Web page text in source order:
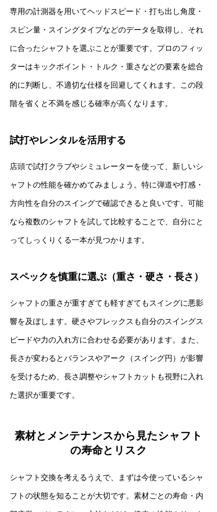
専用の計測器を用いてヘッドスピード・打ち出し角度・
スピン量・スイングタイプなどのデータを取得し、それ
に合ったシャフトを選ぶことが重要です。プロのフィッ
ターはキックポイント・トルク・重さなどの要素を総合
的に判断し、不適切な仕様を回避してくれます。この段
階を省くと不満を感じる確率が高くなります。
試打やレンタルを活用する
店頭で試打クラブやシミュレーターを使って、新しいシ
ャフトの性能を確かめてみましょう。特に弾道や打感・
方向性を自分のスイングで確認できると良いです。可能
なら複数のシャフトを試して比較することで、自分にと
ってしっくりくる一本が見つかります。
スペックを慎重に選ぶ（重さ・硬さ・長さ）
シャフトの重さが重すぎても軽すぎてもスイングに悪影
響を及ぼします。硬さやフレックスも自分のスイングス
ピードや力の入れ方に合わせる必要があります。また、
長さが変わるとバランスやアーク（スイング円）が影響
を受けるため、長さ調整やシャフトカットも視野に入れ
た選択が重要です。
素材とメンテナンスから見たシャフト
の寿命とリスク
シャフト交換を考えるうえで、まずは今使っているシャ
フトの状態を知ることが大切です。素材ごとの寿命・内